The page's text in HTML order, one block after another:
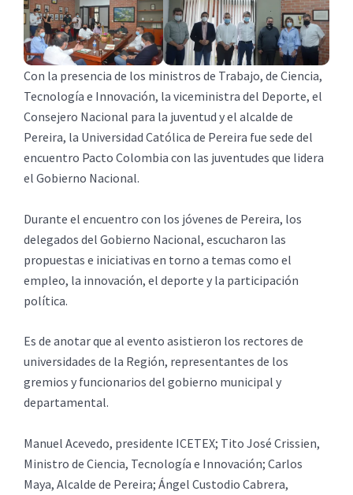
Con la presencia de los ministros de Trabajo, de Ciencia,
Tecnología e Innovación, la viceministra del Deporte, el
Consejero Nacional para la juventud y el alcalde de
Pereira, la Universidad Católica de Pereira fue sede del
encuentro Pacto Colombia con las juventudes que lidera
el Gobierno Nacional.
Durante el encuentro con los jóvenes de Pereira, los
delegados del Gobierno Nacional, escucharon las
propuestas e iniciativas en torno a temas como el
empleo, la innovación, el deporte y la participación
política.
Es de anotar que al evento asistieron los rectores de
universidades de la Región, representantes de los
gremios y funcionarios del gobierno municipal y
departamental.
Manuel Acevedo, presidente ICETEX; Tito José Crissien,
Ministro de Ciencia, Tecnología e Innovación; Carlos
Maya, Alcalde de Pereira; Ángel Custodio Cabrera,